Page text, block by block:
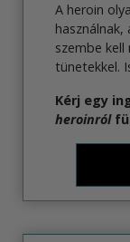
A heroin
szembe kell
tünetekkel.
Kérj egy
heroinról